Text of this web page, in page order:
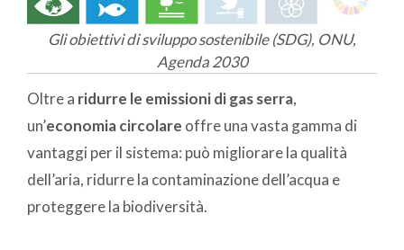
Gli obiettivi di sviluppo sostenibile (SDG), ONU,
Agenda 2030
Oltre a ridurre le emissioni di gas serra,
un’economia circolare offre una vasta gamma di
vantaggi per il sistema: può migliorare la qualità
dell’aria, ridurre la contaminazione dell’acqua e
proteggere la biodiversità.